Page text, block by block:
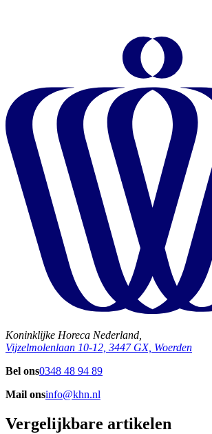
Koninklijke Horeca Nederland,
Vijzelmolenlaan 10-12, 3447 GX, Woerden
Bel ons0348 48 94 89
Mail onsinfo@khn.nl
Vergelijkbare artikelen